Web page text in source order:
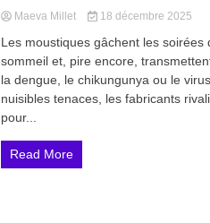
Maeva Millet 18 décembre 2025
Les moustiques gâchent les soirées
sommeil et, pire encore,
la dengue, le chikungunya ou le
nuisibles tenaces, les fabricants
pour...
Read More